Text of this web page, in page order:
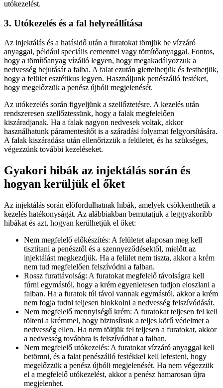
utókezelést.
3. Utókezelés és a fal helyreállítása
Az injektálás és a hatásidő után a furatokat tömjük be vízzáró
anyaggal, például speciális cementtel vagy tömítőanyaggal. Fontos,
hogy a tömítőanyag vízálló legyen, hogy megakadályozzuk a
nedvesség bejutását a falba. A falat ezután glettelhetjük és festhetjük,
hogy a felület esztétikus legyen. Használjunk penészálló festéket,
hogy megelőzzük a penész újbóli megjelenését.
Az utókezelés során figyeljünk a szellőztetésre. A kezelés után
rendszeresen szellőztessünk, hogy a falak megfelelően
kiszáradjanak. Ha a falak nagyon nedvesek voltak, akkor
használhatunk páramentesítőt is a száradási folyamat felgyorsítására.
A falak kiszáradása után ellenőrizzük a felületet, és ha szükséges,
végezzünk további kezeléseket.
Gyakori hibák az injektálás során és
hogyan kerüljük el őket
Az injektálás során előfordulhatnak hibák, amelyek csökkenthetik a
kezelés hatékonyságát. Az alábbiakban bemutatjuk a leggyakoribb
hibákat és azt, hogyan kerülhetjük el őket:
Nem megfelelő előkészítés: A felületet alaposan meg kell
tisztítani a penésztől és a szennyeződésektől, mielőtt az
injektálást megkezdjük. Ha a felület nem tiszta, akkor a krém
nem tud megfelelően felszívódni a falban.
Rossz furattávolság: A furatokat megfelelő távolságra kell
fúrni egymástól, hogy a krém egyenletesen tudjon eloszlani a
falban. Ha a furatok túl távol vannak egymástól, akkor a krém
nem fogja tudni teljesen blokkolni a nedvesség felszívódását.
Nem megfelelő mennyiségű krém: A furatokat teljesen fel kell
tölteni a krémmel, hogy biztosítsuk a teljes körű védelmet a
nedvesség ellen. Ha nem töltjük fel teljesen a furatokat, akkor
a nedvesség továbbra is felszívódhat a falban.
Nem megfelelő utókezelés: A furatokat vízzáró anyaggal kell
betömni, és a falat penészálló festékkel kell lefesteni, hogy
megelőzzük a penész újbóli megjelenését. Ha nem végezzük
el a megfelelő utókezelést, akkor a penész hamarosan újra
megjelenhet.